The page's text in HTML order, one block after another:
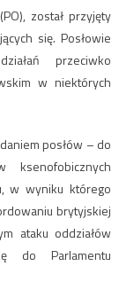
został przyjęty
się. Posłowie
przeciwko
w niektórych
posłów – do
ksenofobicznych
w wyniku którego
brytyjskiej
ataku oddziałów
do Parlamentu